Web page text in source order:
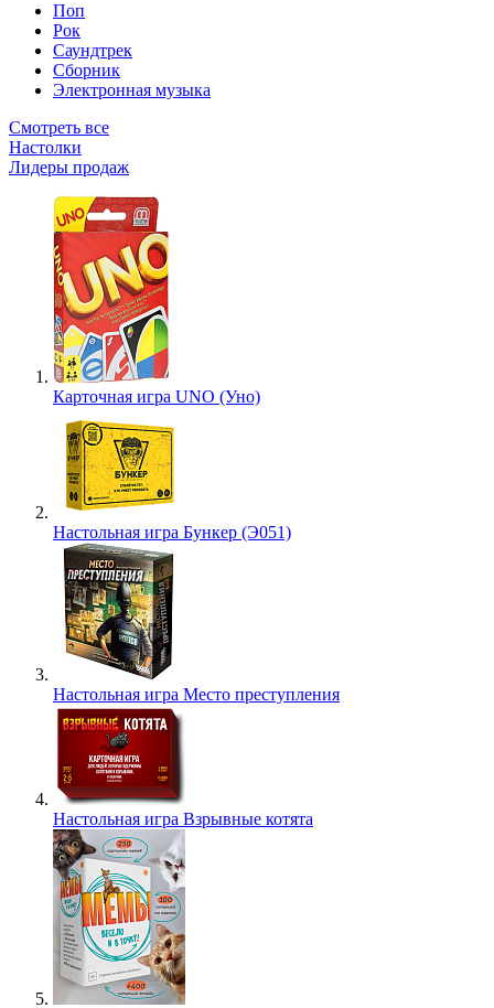
Поп
Рок
Саундтрек
Сборник
Электронная музыка
Смотреть все
Настолки
Лидеры продаж
Карточная игра UNO (Уно)
Настольная игра Бункер (Э051)
Настольная игра Место преступления
Настольная игра Взрывные котята